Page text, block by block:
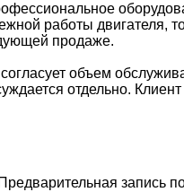
работы двигателя,
продаже.
объем
отдельно.
запись